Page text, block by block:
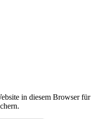
in diesem Browser für